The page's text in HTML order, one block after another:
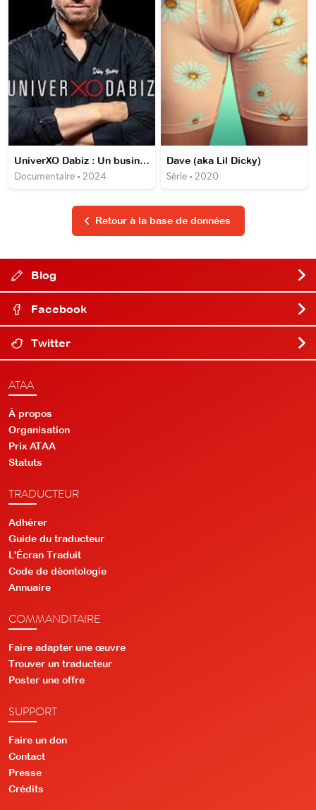
UniverXO Dabiz : Un business de chef
Documentaire • 2024
Dave (aka Lil Dicky)
Série • 2020
Retour à la base de données
Blog
Facebook
Twitter
ATAA
À propos
Organisation
Prix ATAA
Statuts
TRADUCTEUR
Adhérer
Guide du traducteur
L'Écran Traduit
Code de déontologie
Annuaire
COMMANDITAIRE
Faire adapter une œuvre
Trouver un traducteur
Poster une offre
SUPPORT
Faire un don
Contact
Presse
Crédits